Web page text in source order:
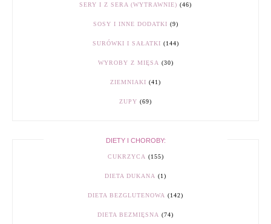
SERY I Z SERA (WYTRAWNIE) (46)
SOSY I INNE DODATKI (9)
SURÓWKI I SAŁATKI (144)
WYROBY Z MIĘSA (30)
ZIEMNIAKI (41)
ZUPY (69)
DIETY I CHOROBY:
CUKRZYCA (155)
DIETA DUKANA (1)
DIETA BEZGLUTENOWA (142)
DIETA BEZMIĘSNA (74)